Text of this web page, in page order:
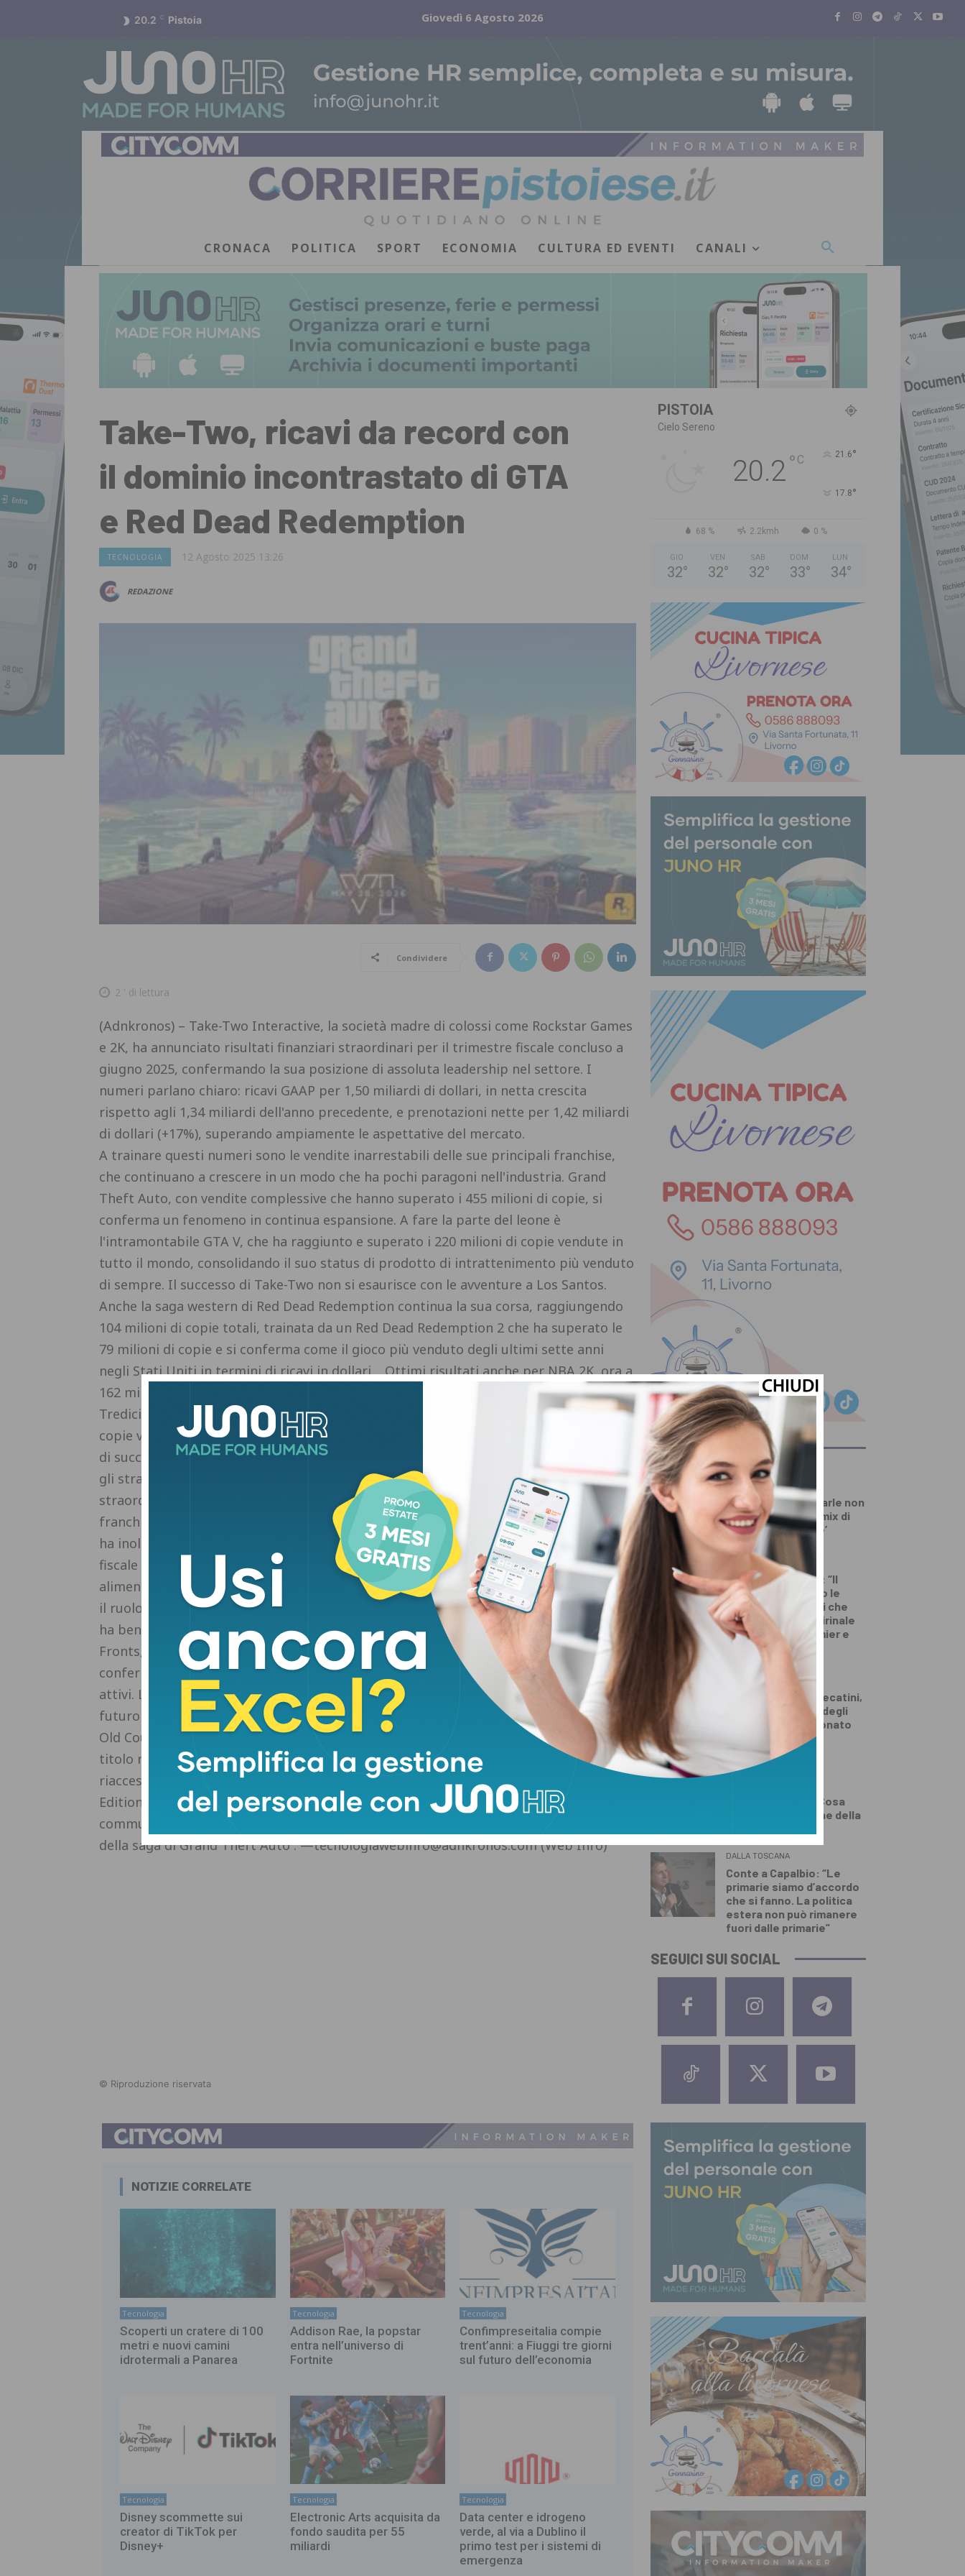
20.2 C Pistoia Giovedì 6 Agosto 2026
CRONACA POLITICA SPORT ECONOMIA CULTURA ED EVENTI CANALI
Take-Two, ricavi da record con
il dominio incontrastato di GTA
e Red Dead Redemption
TECNOLOGIA 12 Agosto 2025 13:26
REDAZIONE
Condividere
2 ' di lettura
(Adnkronos) – Take-Two Interactive, la società madre di colossi come Rockstar Games
e 2K, ha annunciato risultati finanziari straordinari per il trimestre fiscale concluso a
giugno 2025, confermando la sua posizione di assoluta leadership nel settore. I
numeri parlano chiaro: ricavi GAAP per 1,50 miliardi di dollari, in netta crescita
rispetto agli 1,34 miliardi dell'anno precedente, e prenotazioni nette per 1,42 miliardi
di dollari (+17%), superando ampiamente le aspettative del mercato.
A trainare questi numeri sono le vendite inarrestabili delle sue principali franchise,
che continuano a crescere in un modo che ha pochi paragoni nell'industria. Grand
Theft Auto, con vendite complessive che hanno superato i 455 milioni di copie, si
conferma un fenomeno in continua espansione. A fare la parte del leone è
l'intramontabile GTA V, che ha raggiunto e superato i 220 milioni di copie vendute in
tutto il mondo, consolidando il suo status di prodotto di intrattenimento più venduto
di sempre. Il successo di Take-Two non si esaurisce con le avventure a Los Santos.
Anche la saga western di Red Dead Redemption continua la sua corsa, raggiungendo
104 milioni di copie totali, trainata da un Red Dead Redemption 2 che ha superato le
79 milioni di copie e si conferma come il gioco più venduto degli ultimi sette anni
negli Stati Uniti in termini di ricavi in dollari. Ottimi risultati anche per NBA 2K, ora a
162 milioni di copie totali, e per Borderlands, che si attesta a 94 milioni di copie.
Tredici delle franchise di Take-Two hanno almeno un titolo con più di 5 milioni di
copie vendute, un segno della profonda diversificazione del catalogo, che include titoli
di successo come Bioshock, Max Payne, Mafia, Bully e Midnight Club. A commentare
gli straordinari risultati è stato il CEO Strauss Zelnick, che ha dichiarato: “I nostri
straordinari risultati del primo trimestre riflettono la domanda costante per le nostre
franchise principali e la natura sempre più diversificata della nostra attività”. Zelnick
ha inoltre annunciato un rialzo delle previsioni per le prenotazioni nette dell’anno
fiscale 2026, portandole a 6,05-6,15 miliardi di dollari. L'entusiasmo di Zelnick è
alimentato anche dalle prospettive per i prossimi mesi. Il CEO ha infatti sottolineato
il ruolo cruciale che il futuro di alcune serie avrà sul business dell'azienda. "GTA Online
ha beneficiato del lancio record del Trailer 2 di GTA VI e del pacchetto estivo Money
Fronts, con un aumento dei nuovi account del 50% anno su anno", ha aggiunto,
confermando il clamore mediatico e l'impatto diretto sul numero di giocatori
attivi. L'attesa è ora tutta per i prossimi, grandi lanci. Zelnick ha infatti guardato al
futuro con grande fiducia: “Guardiamo con enorme fiducia ai prossimi lanci: Mafia: The
Old Country, NBA 2K26 e Borderlands 4”. Sebbene "Mafia: The Old Country" sia un
titolo non ancora ufficializzato, l'accenno del CEO a un nuovo capitolo della saga ha
riacceso le speranze dei fan, in attesa di un erede del fortunato Mafia: Definitive
Edition. Il futuro della compagnia appare quindi più luminoso che mai, con una
community in fermento e l'attesa ormai alle stelle per il prossimo, epocale capitolo
della saga di Grand Theft Auto . —tecnologiawebinfo@adnkronos.com (Web Info)
© Riproduzione riservata
NOTIZIE CORRELATE
Tecnologia
Scoperti un cratere di 100
metri e nuovi camini
idrotermali a Panarea
Tecnologia
Addison Rae, la popstar
entra nell’universo di
Fortnite
Tecnologia
Confimpreseitalia compie
trent’anni: a Fiuggi tre giorni
sul futuro dell’economia
Tecnologia
Disney scommette sui
creator di TikTok per
Disney+
Tecnologia
Electronic Arts acquisita da
fondo saudita per 55
miliardi
Tecnologia
Data center e idrogeno
verde, al via a Dublino il
primo test per i sistemi di
emergenza
PISTOIA
Cielo Sereno
20.2° C 21.6°
17.8°
68 % 2.2kmh 0 %
GIO
32°
VEN
32°
SAB
32°
DOM
33°
LUN
34°
ULTIMI ARTICOLI
SALUTE E BENESSERE
Zanzare, a scatenarle non
è solo il caldo: un mix di
fattori le ‘accende’
DALLA TOSCANA
Renzi in Versiliana: “Il
problema non sono le
primarie. Ma Meloni che
vuole andare al Quirinale
con Vannacci premier e
Salvini al Viminale”
Fabo Herons Montecatini,
ecco il calendario degli
impegni precampionato
DEMOGRAFICA
Riparare il Dna
allungare la vita? Cosa
insegnano le balene della
DALLA TOSCANA
Conte a Capalbio: “Le
primarie siamo d’accordo
che si fanno. La politica
estera non può rimanere
fuori dalle primarie”
SEGUICI SUI SOCIAL